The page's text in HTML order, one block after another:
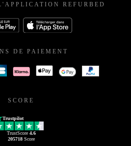
REFURBED
DE PAIEMENT
SCORE
Trustpilot
TrustScore 4.6
205718Score